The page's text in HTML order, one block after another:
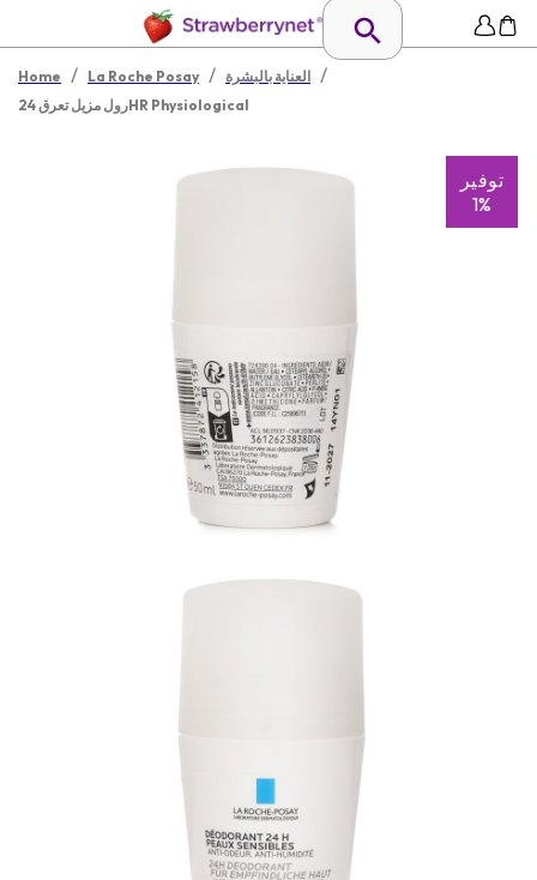
Home / La Roche Posay / العناية بالبشرة /
رول مزيل تعرق 24HR Physiological
توفير
1%